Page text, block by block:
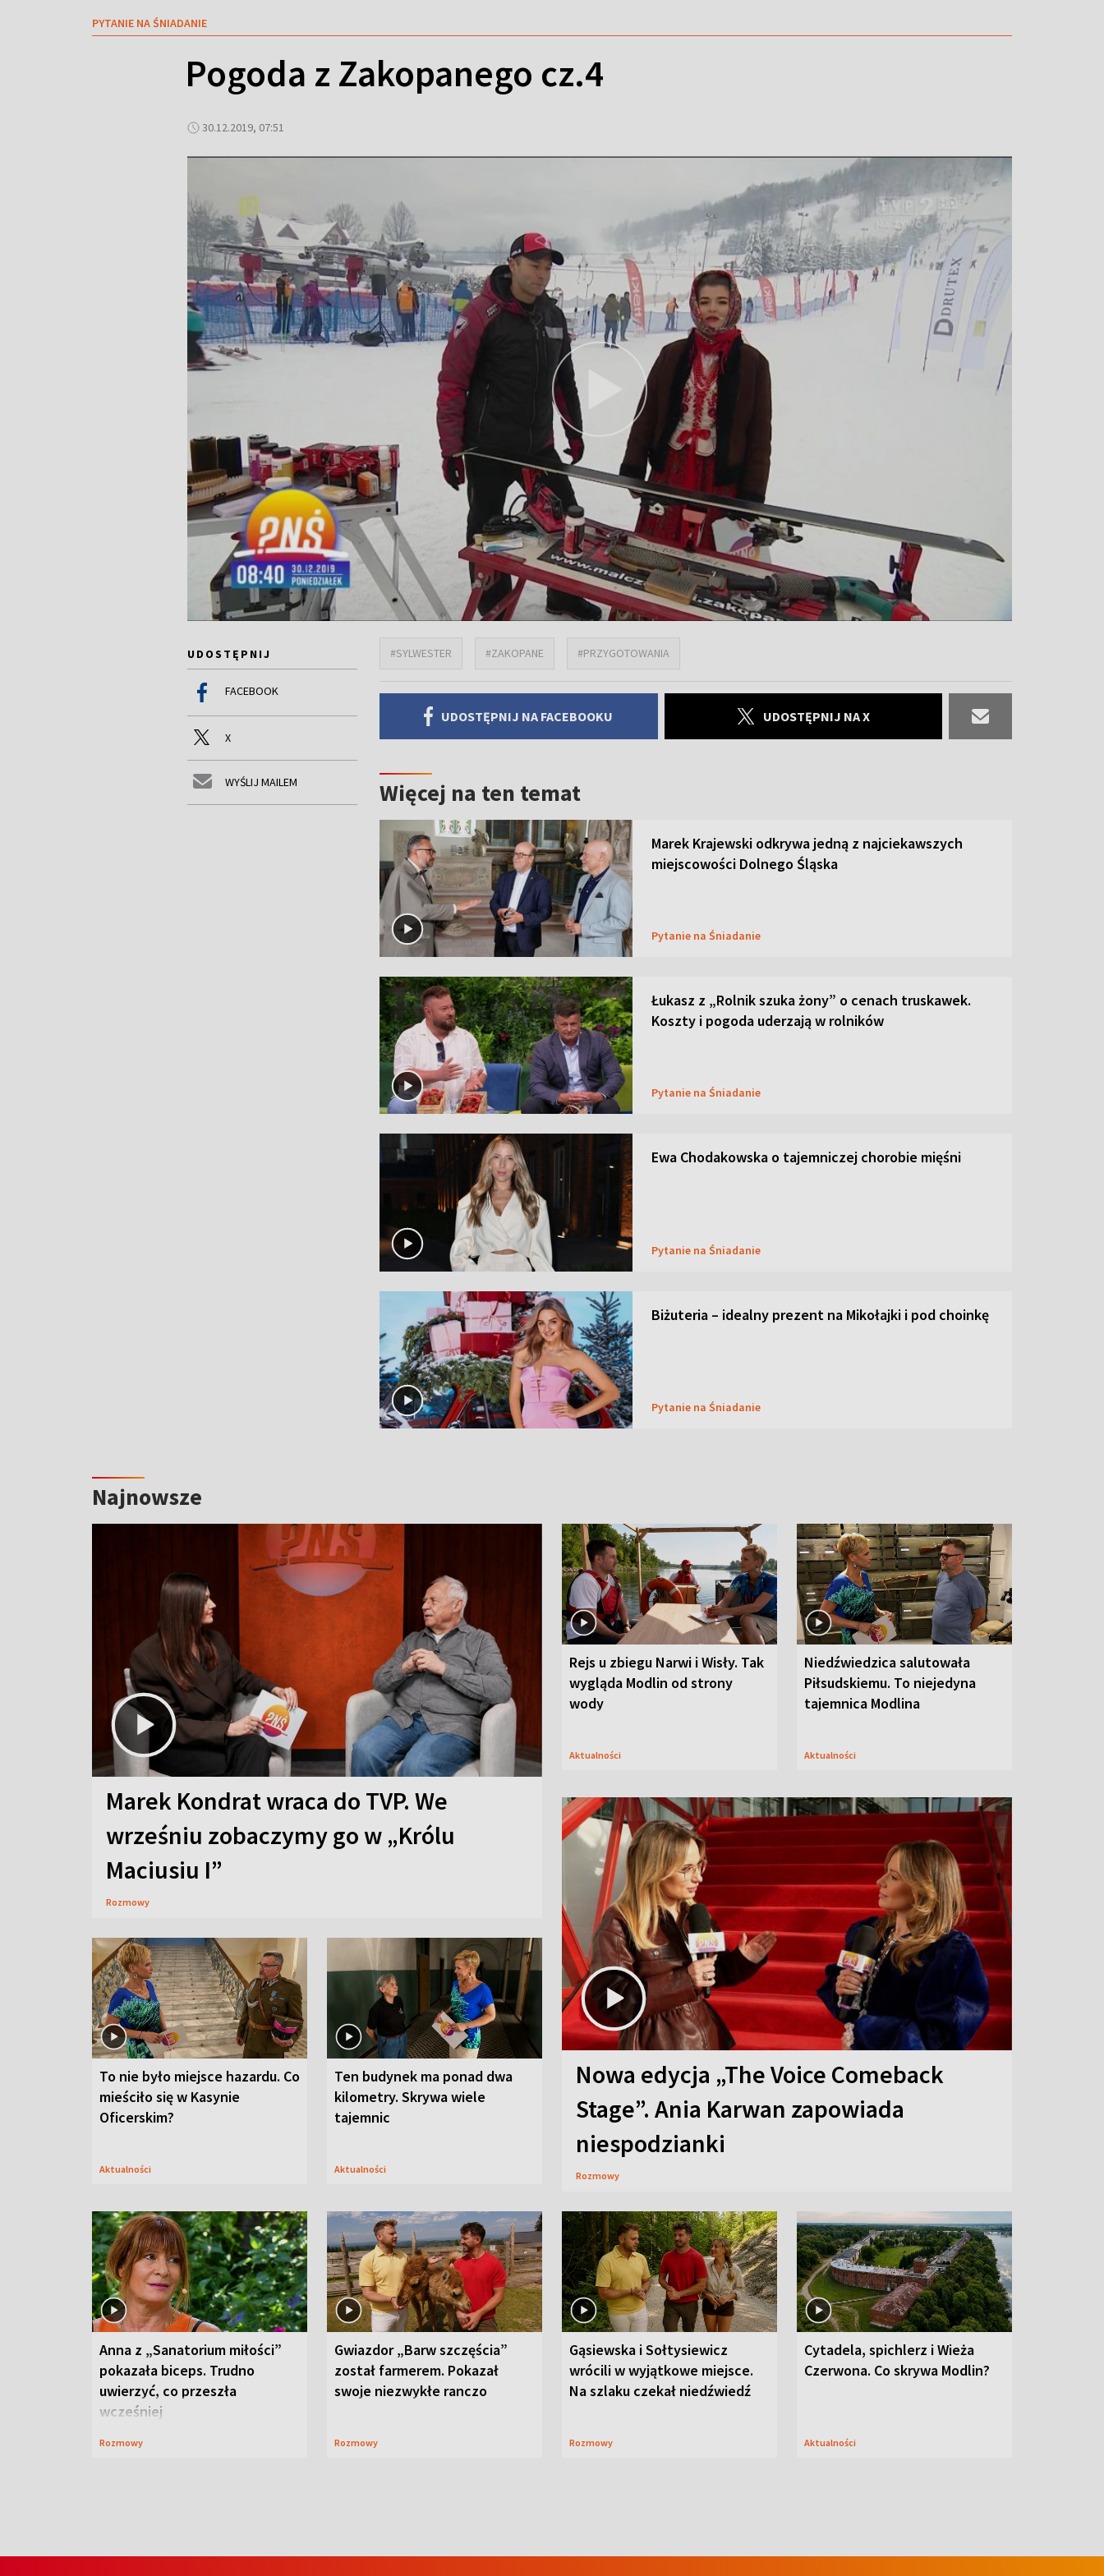
PYTANIE NA ŚNIADANIE
Pogoda z Zakopanego cz.4
30.12.2019, 07:51
UDOSTĘPNIJ
FACEBOOK
X
WYŚLIJ MAILEM
#SYLWESTER #ZAKOPANE #PRZYGOTOWANIA
UDOSTĘPNIJ NA FACEBOOKU UDOSTĘPNIJ NA X
Więcej na ten temat
Marek Krajewski odkrywa jedną z najciekawszych
miejscowości Dolnego Śląska
Pytanie na Śniadanie
Łukasz z „Rolnik szuka żony” o cenach truskawek.
Koszty i pogoda uderzają w rolników
Pytanie na Śniadanie
Ewa Chodakowska o tajemniczej chorobie mięśni
Pytanie na Śniadanie
Biżuteria – idealny prezent na Mikołajki i pod choinkę
Pytanie na Śniadanie
Najnowsze
Marek Kondrat wraca do TVP. We
wrześniu zobaczymy go w „Królu
Maciusiu I”
Rozmowy
Rejs u zbiegu Narwi i Wisły. Tak
wygląda Modlin od strony
wody
Aktualności
Niedźwiedzica salutowała
Piłsudskiemu. To niejedyna
tajemnica Modlina
Aktualności
To nie było miejsce hazardu. Co
mieściło się w Kasynie
Oficerskim?
Aktualności
Ten budynek ma ponad dwa
kilometry. Skrywa wiele
tajemnic
Aktualności
Nowa edycja „The Voice Comeback
Stage”. Ania Karwan zapowiada
niespodzianki
Rozmowy
Anna z „Sanatorium miłości”
pokazała biceps. Trudno
uwierzyć, co przeszła
wcześniej
Rozmowy
Gwiazdor „Barw szczęścia”
został farmerem. Pokazał
swoje niezwykłe ranczo
Rozmowy
Gąsiewska i Sołtysiewicz
wrócili w wyjątkowe miejsce.
Na szlaku czekał niedźwiedź
Rozmowy
Cytadela, spichlerz i Wieża
Czerwona. Co skrywa Modlin?
Aktualności